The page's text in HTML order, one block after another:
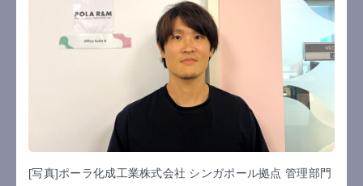
ご利用いただいております
[写真]ポーラ化成工業株式会社 シンガポール拠点 管理部門